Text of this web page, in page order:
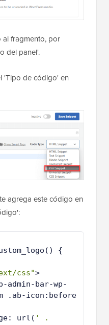
al fragmento, por
del panel'.
'Tipo de código' en
agrega este código en
{
css">
admin-bar-wp-
.ab-icon:before
url( ' .